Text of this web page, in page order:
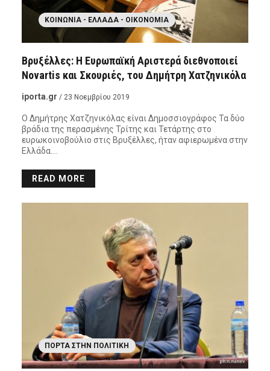
ΚΟΙΝΩΝΊΑ - ΕΛΛΆΔΑ - ΟΙΚΟΝΟΜΊΑ
Βρυξέλλες: Η Ευρωπαϊκή Αριστερά διεθνοποιεί
Novartis και Σκουριές, του Δημήτρη Χατζηνικόλα
iporta.gr / 23 Νοεμβρίου 2019
Ο Δημήτρης Χατζηνικόλας είναι Δημοσσιογράφος Τα δύο
βράδια της περασμένης Τρίτης και Τετάρτης στο
ευρωκοινοβούλιο στις Βρυξέλλες, ήταν αφιερωμένα στην
Ελλάδα….
READ MORE
ΠΌΡΤΑ ΣΤΗΝ ΠΟΛΙΤΙΚΉ